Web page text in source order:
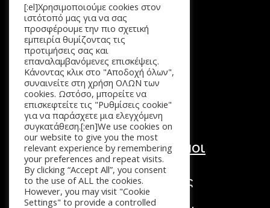
Μενού
Αρχική
Προϊόντα
Καλάθι
Επικοινωνία
Χρήσιμοι Σύνδεσμοι
Τόποι Πληρωμής
Τρόποι Επιστροφής
Τρόποι Αποστολής
[:el]Χρησιμοποιούμε cookies στον
ιστότοπό μας για να σας
προσφέρουμε την πιο σχετική
εμπειρία θυμίζοντας τις
προτιμήσεις σας και
επαναλαμβανόμενες επισκέψεις.
Κάνοντας κλικ στο "Αποδοχή όλων",
συναινείτε στη χρήση ΟΛΩΝ των
cookies. Ωστόσο, μπορείτε να
επισκεφτείτε τις "Ρυθμίσεις cookie"
για να παράσχετε μια ελεγχόμενη
συγκατάθεση.[:en]We use cookies on
our website to give you the most
relevant experience by remembering
your preferences and repeat visits.
By clicking “Accept All”, you consent
to the use of ALL the cookies.
However, you may visit "Cookie
Settings" to provide a controlled